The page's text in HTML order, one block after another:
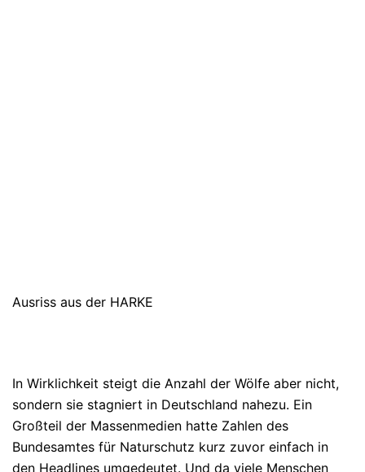
Ausriss aus der HARKE
In Wirklichkeit steigt die Anzahl der Wölfe aber nicht,
sondern sie stagniert in Deutschland nahezu. Ein
Großteil der Massenmedien hatte Zahlen des
Bundesamtes für Naturschutz kurz zuvor einfach in
den Headlines umgedeutet. Und da viele Menschen